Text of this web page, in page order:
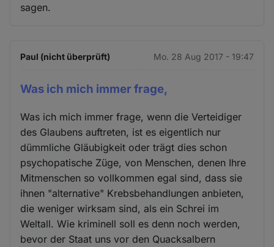
sagen.
Paul (nicht überprüft) Mo. 28 Aug 2017 - 19:47
Was ich mich immer frage,
Was ich mich immer frage, wenn die Verteidiger
des Glaubens auftreten, ist es eigentlich nur
dümmliche Gläubigkeit oder trägt dies schon
psychopatische Züge, von Menschen, denen Ihre
Mitmenschen so vollkommen egal sind, dass sie
ihnen "alternative" Krebsbehandlungen anbieten,
die weniger wirksam sind, als ein Schrei im
Weltall. Wie kriminell soll es denn noch werden,
bevor der Staat uns vor den Quacksalbern